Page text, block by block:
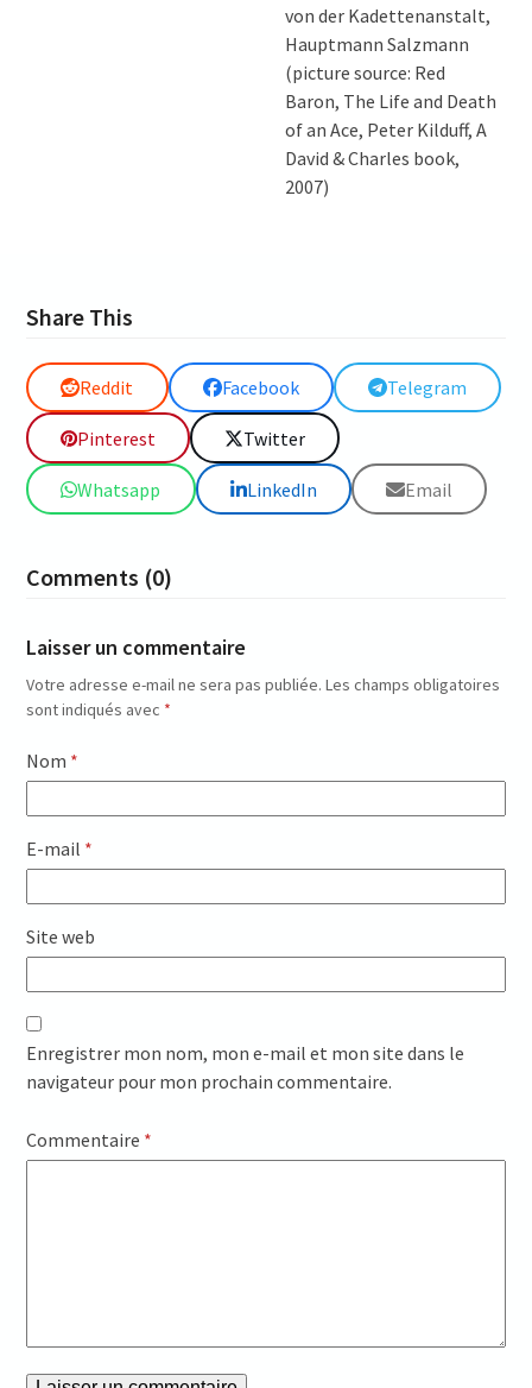
von der Kadettenanstalt,
Hauptmann Salzmann
(picture source: Red
Baron, The Life and Death
of an Ace, Peter Kilduff, A
David & Charles book,
2007)
Share This
Reddit Facebook Telegram
Pinterest Twitter
Whatsapp LinkedIn Email
Comments (0)
Laisser un commentaire
Votre adresse e-mail ne sera pas publiée. Les champs obligatoires
sont indiqués avec *
Nom *
E-mail *
Site web
Enregistrer mon nom, mon e-mail et mon site dans le
navigateur pour mon prochain commentaire.
Commentaire *